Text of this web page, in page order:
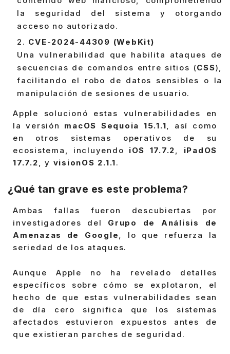
la seguridad del sistema y otorgando
acceso no autorizado.
CVE-2024-44309 (WebKit)
Una vulnerabilidad que habilita ataques de
secuencias de comandos entre sitios (CSS),
facilitando el robo de datos sensibles o la
manipulación de sesiones de usuario.
Apple solucionó estas vulnerabilidades en
la versión macOS Sequoia 15.1.1, así como
en otros sistemas operativos de su
ecosistema, incluyendo iOS 17.7.2, iPadOS
17.7.2, y visionOS 2.1.1.
¿Qué tan grave es este problema?
Ambas fallas fueron descubiertas por
investigadores del Grupo de Análisis de
Amenazas de Google
, lo que refuerza la
seriedad de los ataques.
Aunque Apple no ha revelado detalles
específicos sobre cómo se explotaron, el
hecho de que estas vulnerabilidades sean
de día cero significa que los sistemas
afectados estuvieron expuestos antes de
que existieran parches de seguridad.